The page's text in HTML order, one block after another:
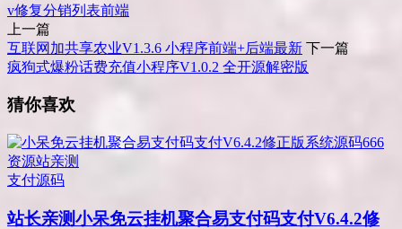
v修复分销列表前端
上一篇
互联网加共享农业V1.3.6 小程序前端+后端最新 下一篇
疯狗式爆粉话费充值小程序V1.0.2 全开源解密版
猜你喜欢
支付源码
站长亲测小呆免云挂机聚合易支付码支付V6.4.2修